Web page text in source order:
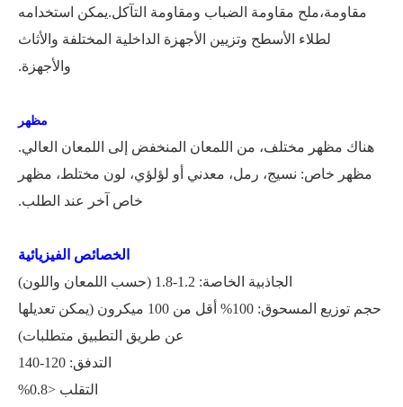
مقاومة،ملح مقاومة الضباب ومقاومة التآكل.يمكن استخدامه
لطلاء الأسطح وتزيين الأجهزة الداخلية المختلفة والأثاث
والأجهزة.
مظهر
هناك مظهر مختلف، من اللمعان المنخفض إلى اللمعان العالي.
مظهر خاص: نسيج، رمل، معدني أو لؤلؤي، لون مختلط، مظهر
خاص آخر عند الطلب.
الخصائص الفيزيائية
الجاذبية الخاصة: 1.2-1.8 (حسب اللمعان واللون)
حجم توزيع المسحوق: 100% أقل من 100 ميكرون
(يمكن تعديلها
عن طريق التطبيق متطلبات)
التدفق: 120-140
التقلب <0.8%